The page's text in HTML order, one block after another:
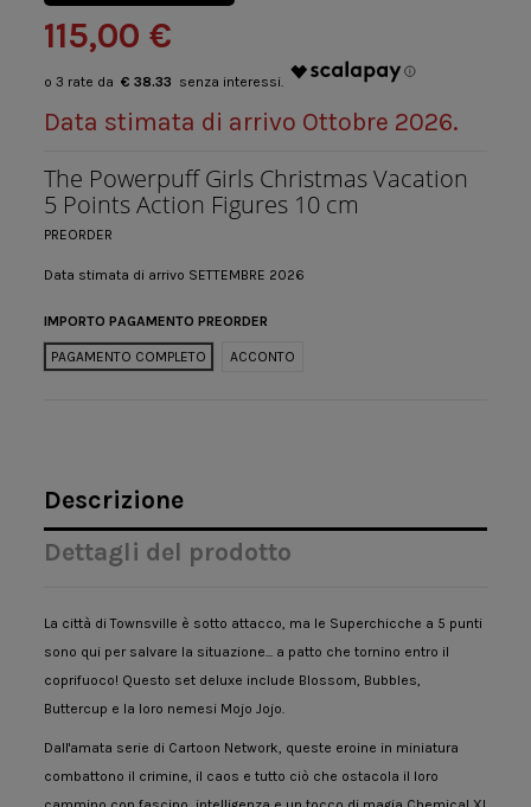
115,00 €
€ 38.33
Data stimata di arrivo Ottobre 2026.
The Powerpuff Girls Christmas Vacation
5 Points Action Figures 10 cm
PREORDER
Data stimata di arrivo SETTEMBRE 2026
IMPORTO PAGAMENTO PREORDER
PAGAMENTO COMPLETO ACCONTO
Descrizione
Dettagli del prodotto
La città di Townsville è sotto attacco, ma le Superchicche a 5 punti
sono qui per salvare la situazione... a patto che tornino entro il
coprifuoco! Questo set deluxe include Blossom, Bubbles,
Buttercup e la loro nemesi Mojo Jojo.
Dall'amata serie di Cartoon Network, queste eroine in miniatura
combattono il crimine, il caos e tutto ciò che ostacola il loro